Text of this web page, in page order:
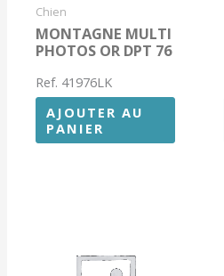
Chien
MONTAGNE MULTI
PHOTOS OR DPT 76
Ref. 41976LK
AJOUTER AU
PANIER